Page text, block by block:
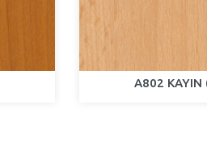
A802 KAYIN